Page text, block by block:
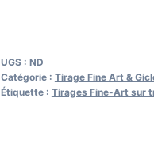
Art
d'après
Négatif
UGS : ND
Catégorie : Tirage Fine Art &
Étiquette : Tirages Fine-Art sur